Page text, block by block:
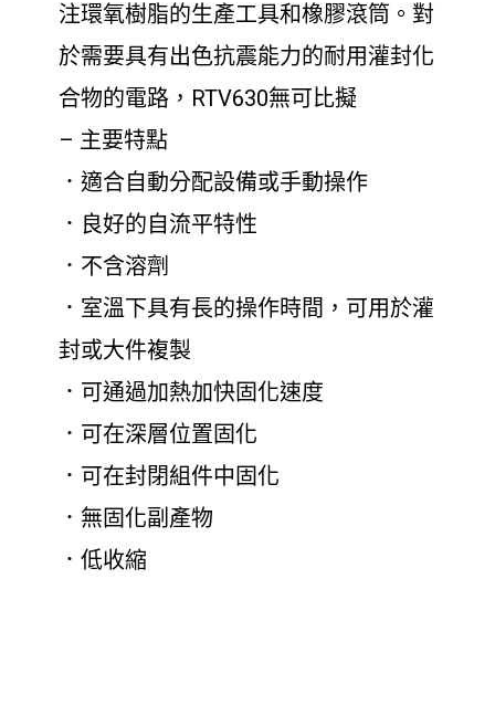
注環氧樹脂的生產工具和橡膠滾筒。對
於需要具有出色抗震能力的耐用灌封化
合物的電路，RTV630無可比擬
– 主要特點
．適合自動分配設備或手動操作
．良好的自流平特性
．不含溶劑
．室溫下具有長的操作時間，可用於灌
封或大件複製
．可通過加熱加快固化速度
．可在深層位置固化
．可在封閉組件中固化
．無固化副產物
．低收縮